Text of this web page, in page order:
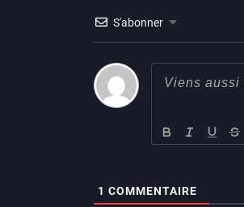
S'abonner
1 COMMENTAIRE